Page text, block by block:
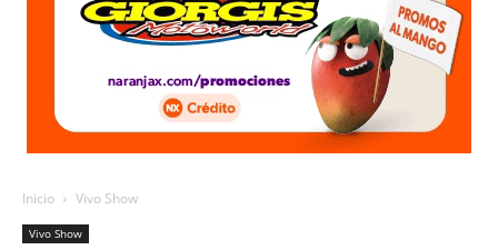
Inicio Vivo Show
Vivo Show